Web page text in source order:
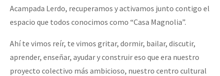
Acampada Lerdo, recuperamos y activamos junto contigo el
espacio que todos conocimos como “Casa Magnolia”.
Ahí te vimos reír, te vimos gritar, dormir, bailar, discutir,
aprender, enseñar, ayudar y construir eso que era nuestro
proyecto colectivo más ambicioso, nuestro centro cultural